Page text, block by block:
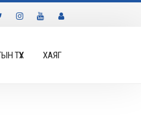
ТҮҮХ ХАЯГ